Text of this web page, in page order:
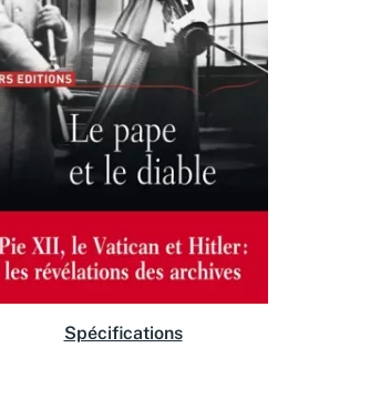
Spécifications